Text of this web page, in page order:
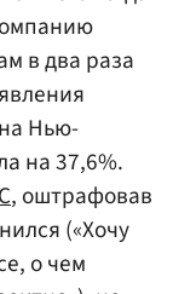
в два раза
Нью-
на 37,6%.
, оштрафовав
(«Хочу
о чем